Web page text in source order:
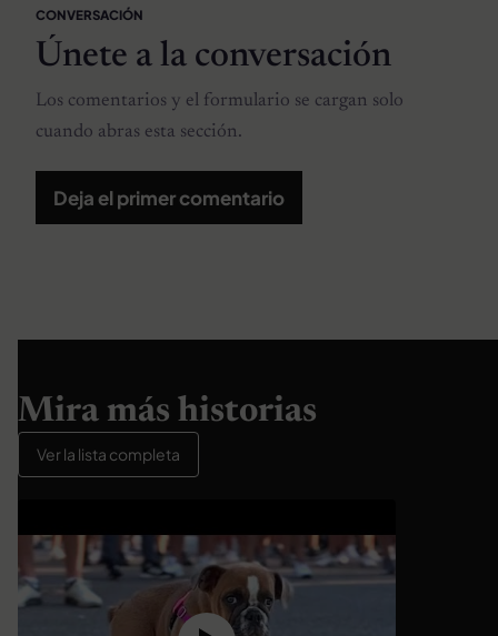
CONVERSACIÓN
Únete a la conversación
Los comentarios y el formulario se cargan solo
cuando abras esta sección.
Deja el primer comentario
Mira más historias
Ver la lista completa